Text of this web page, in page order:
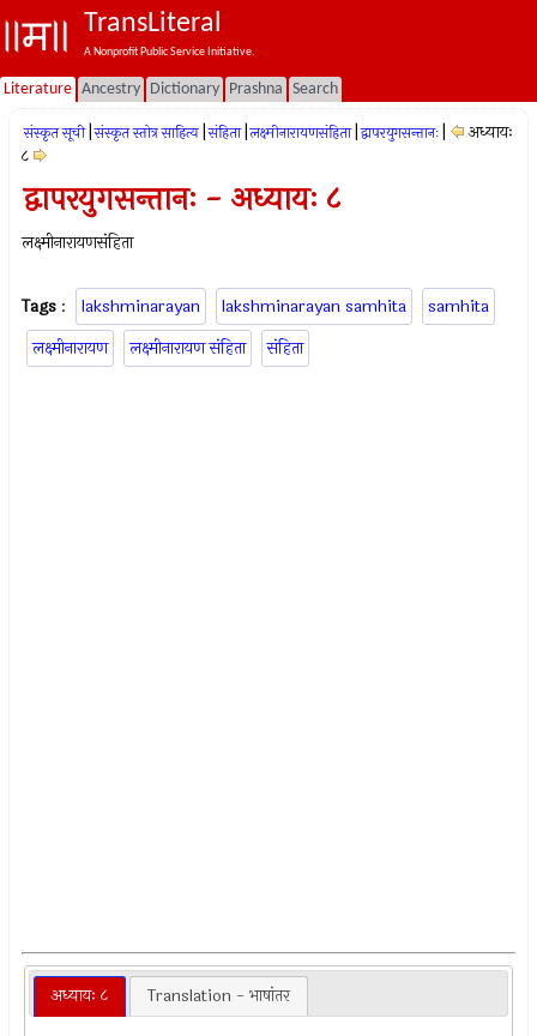
TransLiteral
A Nonprofit Public Service Initiative.
Literature Ancestry Dictionary Prashna Search
संस्कृत सूची संस्कृत स्तोत्र साहित्य संहिता लक्ष्मीनारायणसंहिता द्वापरयुगसन्तानः
अध्यायः
८
द्वापरयुगसन्तानः - अध्यायः ८
लक्ष्मीनारायणसंहिता
Tags : lakshminarayan lakshminarayan samhita
samhita
लक्ष्मीनारायण
लक्ष्मीनारायण संहिता संहिता
अध्यायः ८ Translation - भाषांतर